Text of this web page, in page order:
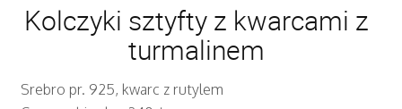
Kolczyki sztyfty z kwarcami z
turmalinem
Srebro pr. 925, kwarc z rutylem